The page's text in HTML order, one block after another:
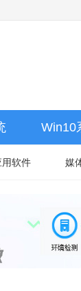
Win10
用软件 媒